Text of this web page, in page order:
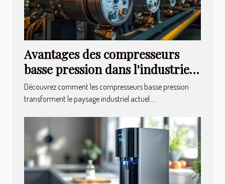
Avantages des compresseurs
basse pression dans l'industrie
moderne
Découvrez comment les compresseurs basse pression
transforment le paysage industriel actuel....